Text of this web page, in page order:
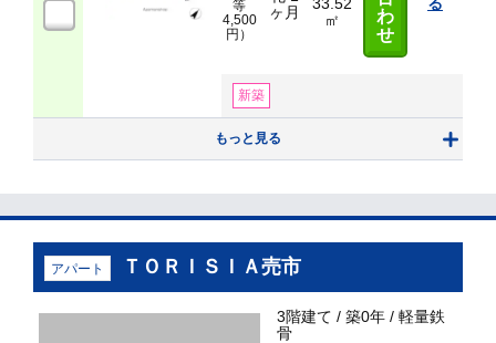
等
4,500
円）
ヶ月
㎡
わ
せ
新築
もっと見る
アパート ＴＯＲＩＳＩＡ売市
3階建て / 築0年 / 軽量鉄
骨